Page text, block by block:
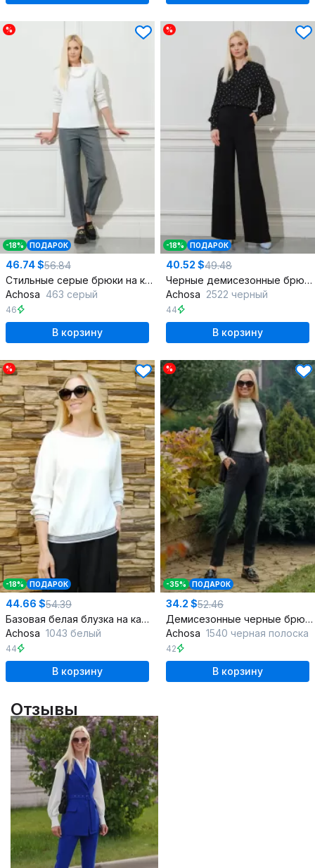
%
-18% ПОДАРОК
46.74 $56.84
Стильные серые брюки на каждый день
Achosa 463 серый
46
В корзину
%
-18% ПОДАРОК
40.52 $49.48
Черные демисезонные брюки для делового образа
Achosa 2522 черный
44
В корзину
%
-18% ПОДАРОК
44.66 $54.39
Базовая белая блузка на каждый день
Achosa 1043 белый
44
В корзину
%
-35% ПОДАРОК
34.2 $52.46
Демисезонные черные брюки и платье-комбинация из текстиля
Achosa 1540 черная полоска
42
В корзину
Отзывы